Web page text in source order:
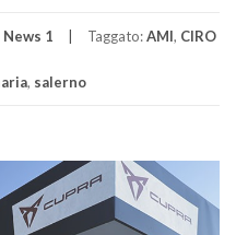
News 1 Taggato:AMI, CIRO
, salerno